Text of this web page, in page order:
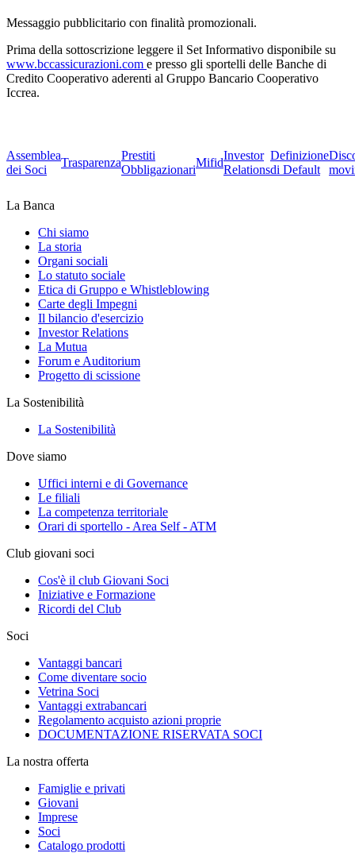
Messaggio pubblicitario con finalità promozionali.
Prima della sottoscrizione leggere il Set Informativo disponibile su
www.bccassicurazioni.com e presso gli sportelli delle Banche di
Credito Cooperativo aderenti al Gruppo Bancario Cooperativo
Iccrea.
Assemblea
dei Soci
Trasparenza
Prestiti
Obbligazionari
Mifid
Investor
Relations
Definizione
di Default
La Banca
Chi siamo
La storia
Organi sociali
Lo statuto sociale
Etica di Gruppo e Whistleblowing
Carte degli Impegni
Il bilancio d'esercizio
Investor Relations
La Mutua
Forum e Auditorium
Progetto di scissione
La Sostenibilità
La Sostenibilità
Dove siamo
Uffici interni e di Governance
Le filiali
La competenza territoriale
Orari di sportello - Area Self - ATM
Club giovani soci
Cos'è il club Giovani Soci
Iniziative e Formazione
Ricordi del Club
Soci
Vantaggi bancari
Come diventare socio
Vetrina Soci
Vantaggi extrabancari
Regolamento acquisto azioni proprie
DOCUMENTAZIONE RISERVATA SOCI
La nostra offerta
Famiglie e privati
Giovani
Imprese
Soci
Catalogo prodotti